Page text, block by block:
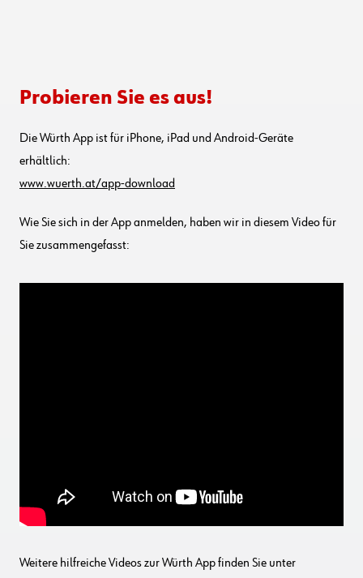
Probieren Sie es aus!
Die Würth App ist für iPhone, iPad und Android-Geräte
erhältlich:
www.wuerth.at/app-download
Wie Sie sich in der App anmelden, haben wir in diesem Video für
Sie zusammengefasst:
Weitere hilfreiche Videos zur Würth App finden Sie unter